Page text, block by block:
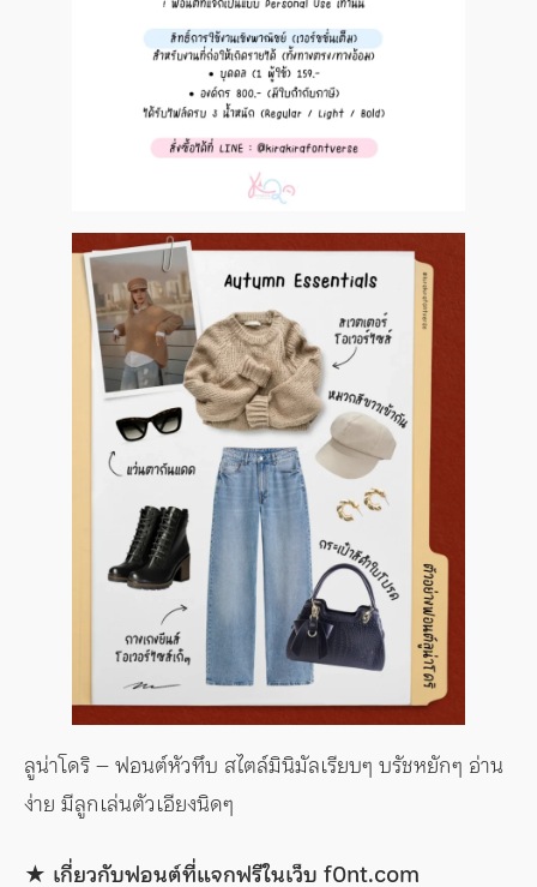
ลูน่าโดริ – ฟอนต์หัวทึบ สไตล์มินิมัลเรียบๆ บรัชหยักๆ อ่าน
ง่าย มีลูกเล่นตัวเอียงนิดๆ
★ เกี่ยวกับฟอนต์ที่แจกฟรีในเว็บ f0nt.com